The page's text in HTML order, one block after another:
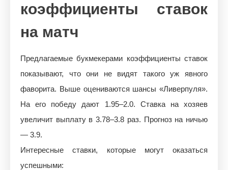
коэффициенты ставок
на матч
Предлагаемые букмекерами коэффициенты ставок
показывают, что они не видят такого уж явного
фаворита. Выше оцениваются шансы «Ливерпуля».
На его победу дают 1.95–2.0. Ставка на хозяев
увеличит выплату в 3.78–3.8 раз. Прогноз на ничью
— 3.9.
Интересные ставки, которые могут оказаться
успешными: